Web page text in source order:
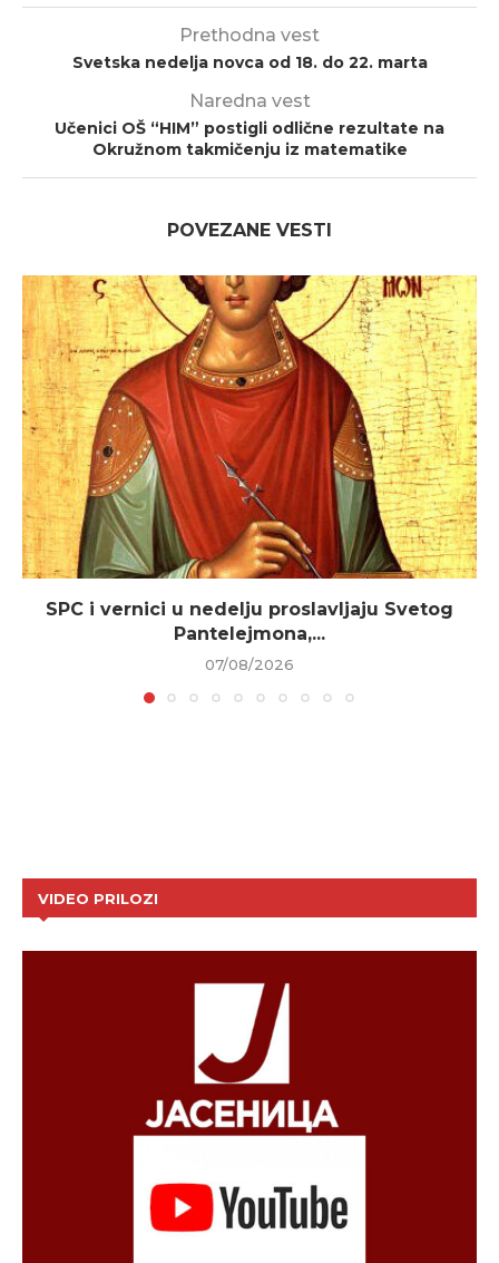
Prethodna vest
Svetska nedelja novca od 18. do 22. marta
Naredna vest
Učenici OŠ “HIM” postigli odlične rezultate na
Okružnom takmičenju iz matematike
POVEZANE VESTI
SPC i vernici u nedelju proslavljaju Svetog
Pantelejmona,...
07/08/2026
VIDEO PRILOZI